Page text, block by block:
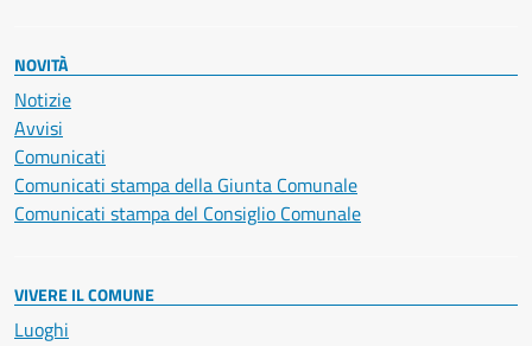
NOVITÀ
Notizie
Avvisi
Comunicati
Comunicati stampa della Giunta Comunale
Comunicati stampa del Consiglio Comunale
VIVERE IL COMUNE
Luoghi